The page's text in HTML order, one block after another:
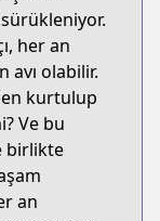
her an
avı olabilir.
kurtulup
Ve bu
birlikte
an